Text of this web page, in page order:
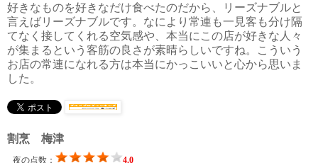
好きなものを好きなだけ食べたのだから、リーズナブルと
言えばリーズナブルです。なにより常連も一見客も分け隔
てなく接してくれる空気感や、本当にこの店が好きな人々
が集まるという客筋の良さが素晴らしいですね。こういう
お店の常連になれる方は本当にかっこいいと心から思いま
した。
割烹 梅津